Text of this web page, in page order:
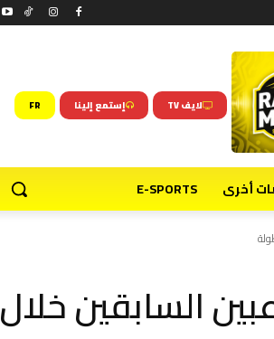
لايف TV إستمع إلينا FR
أخرى E-SPORTS
السابقين خلال